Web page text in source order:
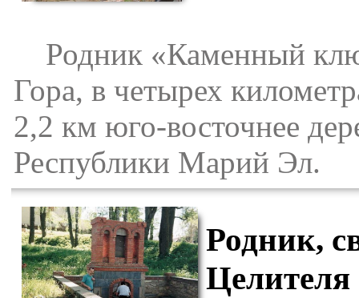
Родник «Каменный
Гора, в четырех
2,2 км юго-восточнее
Республики Марий Эл.
Родник,
Целителя